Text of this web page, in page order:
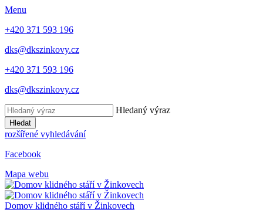
Menu
+420 371 593 196
dks@dkszinkovy.cz
+420 371 593 196
dks@dkszinkovy.cz
Hledaný výraz
Hledat
rozšířené vyhledávání
Facebook
Mapa webu
Domov klidného stáří v Žinkovech